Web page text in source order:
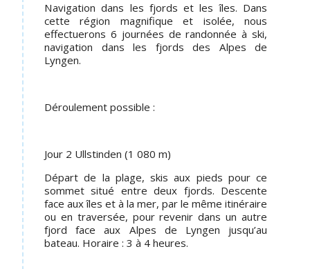
Navigation dans les fjords et les îles. Dans
cette région magnifique et isolée, nous
effectuerons 6 journées de randonnée à ski,
navigation dans les fjords des Alpes de
Lyngen.
Déroulement possible :
Jour 2 Ullstinden (1 080 m)
Départ de la plage, skis aux pieds pour ce
sommet situé entre deux fjords. Descente
face aux îles et à la mer, par le même itinéraire
ou en traversée, pour revenir dans un autre
fjord face aux Alpes de Lyngen jusqu’au
bateau. Horaire : 3 à 4 heures.